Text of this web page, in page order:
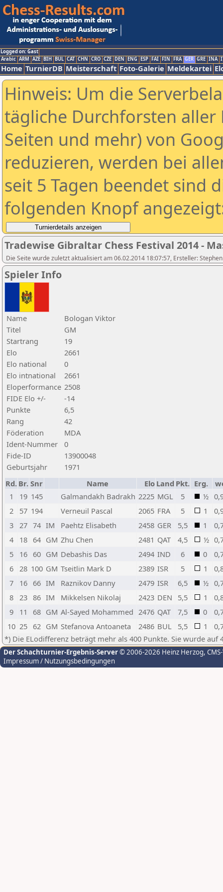
Logged on: Gast
Arabic ARM AZE BIH BUL CAT CHN CRO CZE DEN ENG ESP FAI FIN FRA GER GRE INA
Home TurnierDB Meisterschaft Foto-Galerie Meldekartei
Hinweis: Um die
tägliche Durchforsten aller
Seiten und mehr) von
reduzieren, werden bei
seit 5 Tagen beendet sind
folgenden Knopf
Tradewise Gibraltar Chess Festival 2014 -
Die Seite wurde zuletzt aktualisiert am 06.02.2014 18:07:57, Ersteller:
Spieler Info
Name
Bologan Viktor
Titel
GM
Startrang
19
Elo
2661
Elo national
0
Elo intnational
2661
Eloperformance 2508
FIDE Elo +/-
-14
Punkte
6,5
Rang
42
Föderation
MDA
Ident-Nummer
0
Fide-ID
13900048
Geburtsjahr
1971
Rd. Br. Snr Name Elo Land Pkt. Erg.
1
19 145 Galmandakh Badrakh 2225 MGL 5 ½
2
57 194 Verneuil Pascal 2065 FRA 5 1
3
27 74 IM Paehtz Elisabeth 2458 GER 5,5 1
4
18 64 GM Zhu Chen 2481 QAT 4,5 ½
5
16 60 GM Debashis Das 2494 IND 6 0
6
28 100 GM Tseitlin Mark D 2389 ISR 5 1
7
16 66 IM Raznikov Danny 2479 ISR 6,5 ½
8
23 86 IM Mikkelsen Nikolaj 2423 DEN 5,5 1
9
11 68 GM Al-Sayed Mohammed 2476 QAT 7,5 0
10 25 62 GM Stefanova Antoaneta 2486 BUL 5,5 1
*) Die ELodifferenz beträgt mehr als 400 Punkte. Sie wurde auf
Der Schachturnier-Ergebnis-Server© 2006-2026 Heinz Herzog,
Impressum / Nutzungsbedingungen